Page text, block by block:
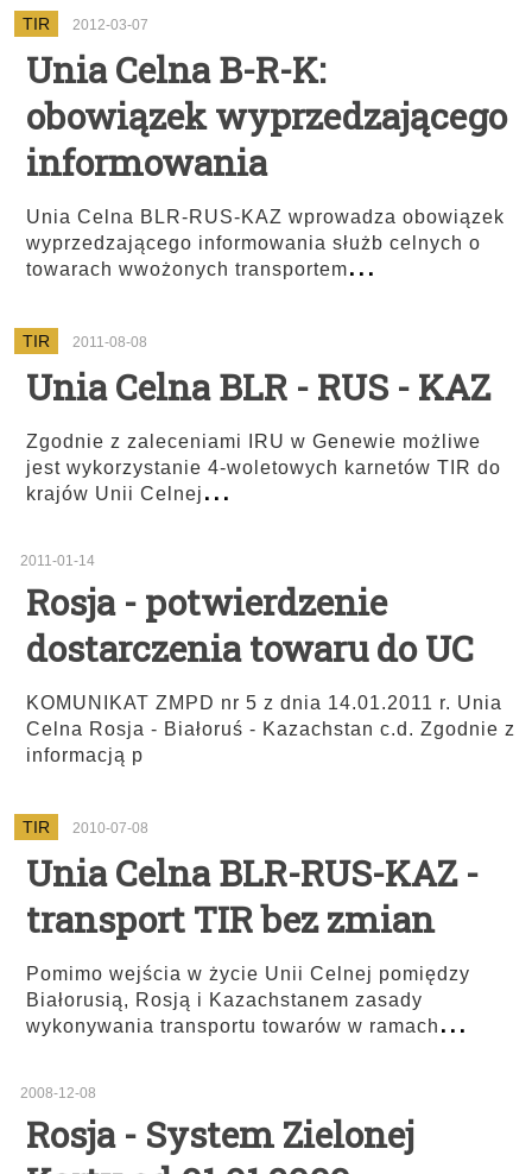
TIR 2012-03-07
Unia Celna B-R-K:
obowiązek wyprzedzającego
informowania
Unia Celna BLR-RUS-KAZ wprowadza obowiązek
wyprzedzającego informowania służb celnych o
towarach wwożonych transportem...
TIR 2011-08-08
Unia Celna BLR - RUS - KAZ
Zgodnie z zaleceniami IRU w Genewie możliwe
jest wykorzystanie 4-woletowych karnetów TIR do
krajów Unii Celnej ...
2011-01-14
Rosja - potwierdzenie
dostarczenia towaru do UC
KOMUNIKAT ZMPD nr 5 z dnia 14.01.2011 r. Unia
Celna Rosja - Białoruś - Kazachstan c.d. Zgodnie z
informacją p
TIR 2010-07-08
Unia Celna BLR-RUS-KAZ -
transport TIR bez zmian
Pomimo wejścia w życie Unii Celnej pomiędzy
Białorusią, Rosją i Kazachstanem zasady
wykonywania transportu towarów w ramach ...
2008-12-08
Rosja - System Zielonej